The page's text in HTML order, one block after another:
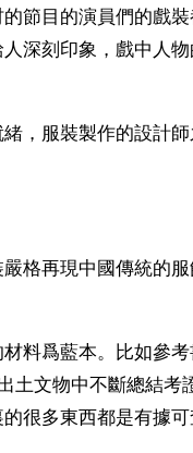
節目的演員們的戲
深刻印象，戲中人
，服裝製作的設計
格再現中國傳統的
料爲藍本。比如參
土文物中不斷總結考
很多東西都是有據可